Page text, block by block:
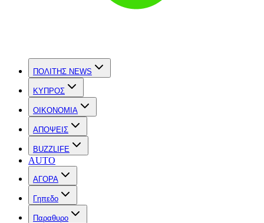
ΠΟΛΙΤΗΣ NEWS
ΚΥΠΡΟΣ
OIKONOMIA
ΑΠΟΨΕΙΣ
BUZZLIFE
AUTO
ΑΓΟΡΑ
Γηπεδο
Παραθυρο